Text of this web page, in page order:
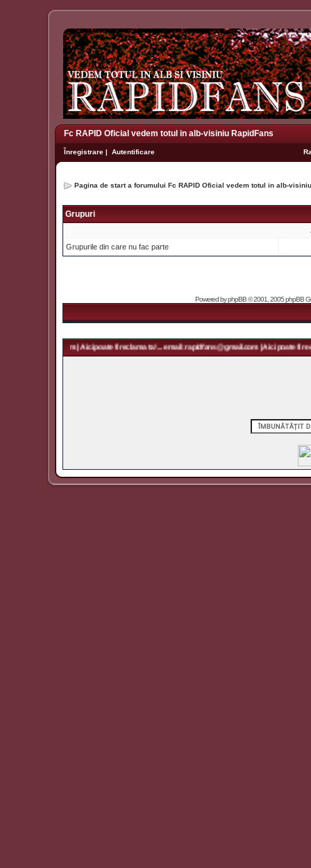
Fc RAPID Oficial vedem totul in alb-visiniu RapidFans
Înregistrare | Autentificare
Pagina de start a forumului Fc RAPID Oficial vedem totul in alb-
Grupuri
Grupurile din care nu fac parte
Powered byphpBB© 2001, 2005 phpBB
| Aici poate fi reclama ta! ... email: rapidfans@gmail.com | Aici poate fi